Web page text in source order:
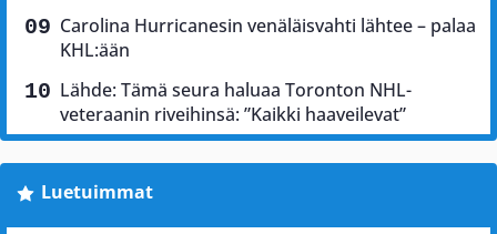
Carolina Hurricanesin venäläisvahti lähtee – palaa
KHL:ään
Lähde: Tämä seura haluaa Toronton NHL-
veteraanin riveihinsä: ”Kaikki haaveilevat”
Luetuimmat